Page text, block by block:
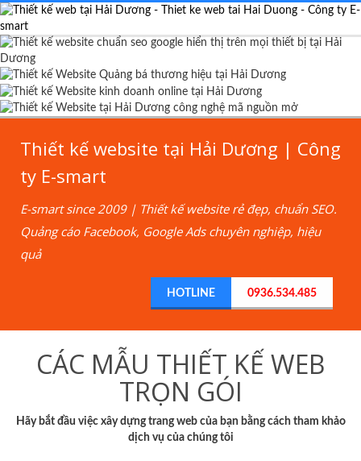
Thiết kế website tại Hải Dương | Công
ty E-smart
E-smart since 2009 | Thiết kế website rẻ đẹp, chuẩn SEO.
Quảng cáo Facebook, Google Ads chuyên nghiệp, hiệu
quả
HOTLINE 0936.534.485
CÁC MẪU THIẾT KẾ WEB
TRỌN GÓI
Hãy bắt đầu việc xây dựng trang web của bạn bằng cách tham khảo
dịch vụ của chúng tôi